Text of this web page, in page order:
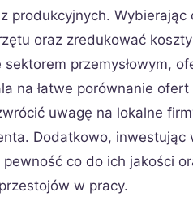
produkcyjnych. Wybierając
oraz zredukować
przemysłowym,
na łatwe porównanie ofert
uwagę na lokalne
Dodatkowo, inwestując
co do ich jakości
w pracy.